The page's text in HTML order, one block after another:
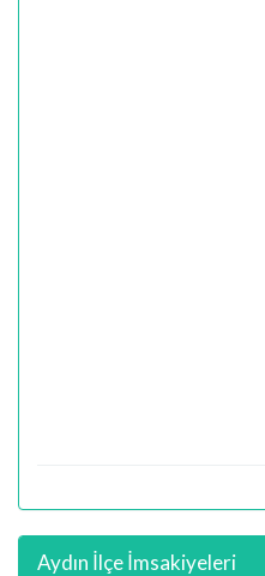
Aydın İlçe İmsakiyeleri